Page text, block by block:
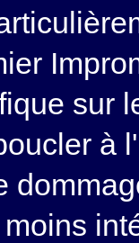
sur
à